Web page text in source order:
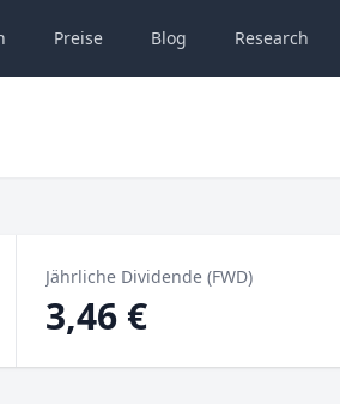
Preise Blog Research
Jährliche Dividende (FWD)
3,46 €